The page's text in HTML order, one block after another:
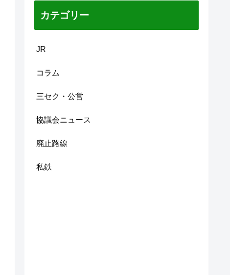
カテゴリー
JR
コラム
三セク・公営
協議会ニュース
廃止路線
私鉄